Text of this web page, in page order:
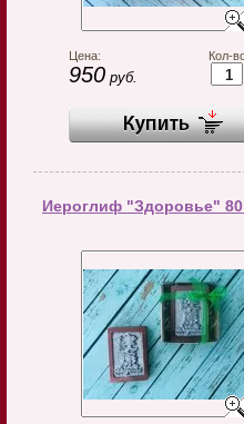
Цена:
950 руб.
Кол-
Иероглиф "Здоровье"